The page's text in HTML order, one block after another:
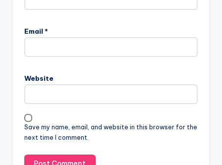
Email *
Website
Save my name, email, and website in this browser for the
next time I comment.